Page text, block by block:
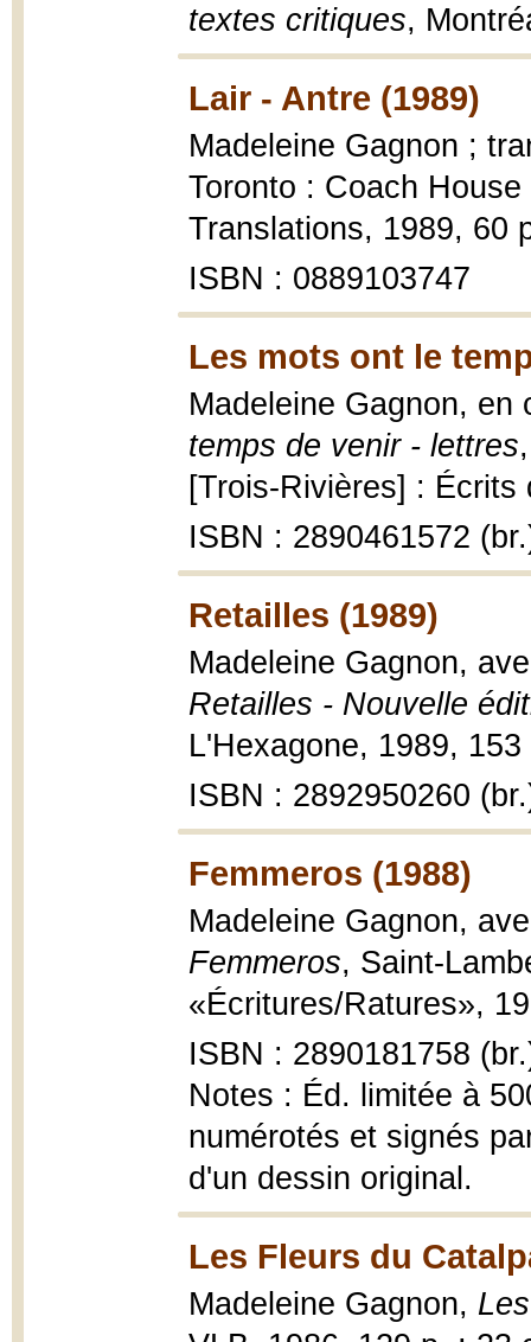
textes critiques,
Lair - Antre (1989)
Madeleine Gagnon ;
Toronto : Coach
Translations, 1989, 60
ISBN : 0889103747
Les mots ont le
Madeleine Gagnon,
temps de venir - lettres
[Trois-Rivières] :
ISBN : 2890461572
Retailles (1989)
Madeleine Gagnon,
Retailles - Nouvelle
L'Hexagone, 1989,
ISBN : 2892950260
Femmeros (1988)
Madeleine Gagnon,
Femmeros, Saint-
«Écritures/Ratures»,
ISBN : 2890181758
Notes : Éd. limitée à
numérotés et signés
d'un dessin original.
Les Fleurs du
Madeleine Gagnon,